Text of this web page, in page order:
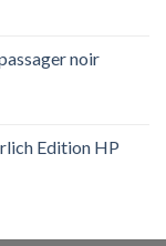
noir
Edition HP